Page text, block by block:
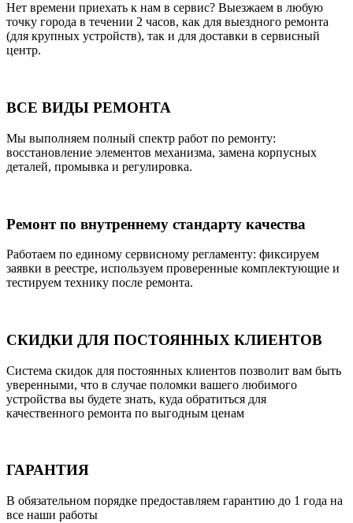
Нет времени приехать к нам в сервис? Выезжаем в любую
точку города в течении 2 часов, как для выездного ремонта
(для крупных устройств), так и для доставки в сервисный
центр.
ВСЕ ВИДЫ РЕМОНТА
Мы выполняем полный спектр работ по ремонту:
восстановление элементов механизма, замена корпусных
деталей, промывка и регулировка.
Ремонт по внутреннему стандарту качества
Работаем по единому сервисному регламенту: фиксируем
заявки в реестре, используем проверенные комплектующие и
тестируем технику после ремонта.
СКИДКИ ДЛЯ ПОСТОЯННЫХ КЛИЕНТОВ
Система скидок для постоянных клиентов позволит вам быть
уверенными, что в случае поломки вашего любимого
устройства вы будете знать, куда обратиться для
качественного ремонта по выгодным ценам
ГАРАНТИЯ
В обязательном порядке предоставляем гарантию до 1 года на
все наши работы